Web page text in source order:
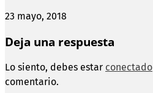
23 mayo, 2018
Deja una respuesta
Lo siento, debes estar conectado
comentario.